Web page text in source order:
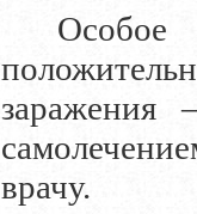
заражения
врачу.